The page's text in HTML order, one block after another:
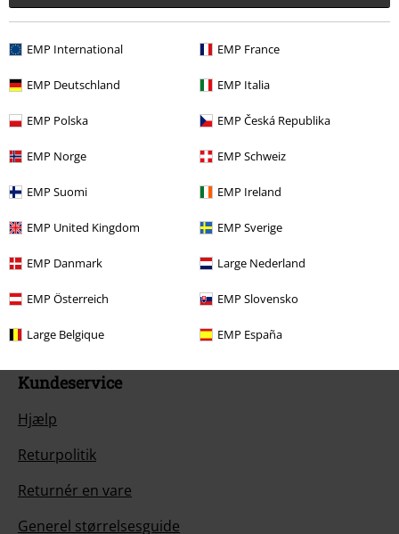
EMP International EMP France
EMP Deutschland EMP Italia
EMP Polska EMP Česká Republika
EMP Norge EMP Schweiz
EMP Suomi EMP Ireland
EMP United Kingdom EMP Sverige
EMP Danmark Large Nederland
EMP Österreich EMP Slovensko
Large Belgique EMP España
Rabatten fratrækkes efter korrekt indløsning af rabatkoden i varekurven
Die Ärzte, Die Toten Hosen, Feine Sahne Fischfilet, Broilers, Böhse
Onkelz og varer med en donation til velgørenhed i prisen, er undtaget
rabat.
I dag er kundeservice åben fra kl. 09:00 - 14:00.Mere information
Start chat
Kundeservice
Hjælp
Returpolitik
Returnér en vare
Generel størrelsesguide